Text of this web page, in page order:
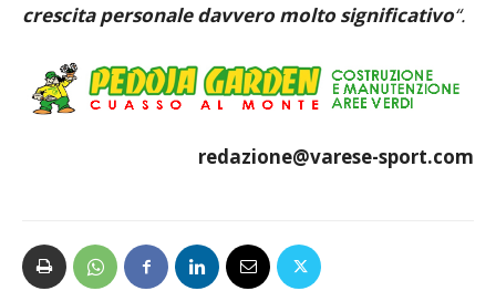
crescita personale davvero molto significativo“.
redazione@varese-sport.com